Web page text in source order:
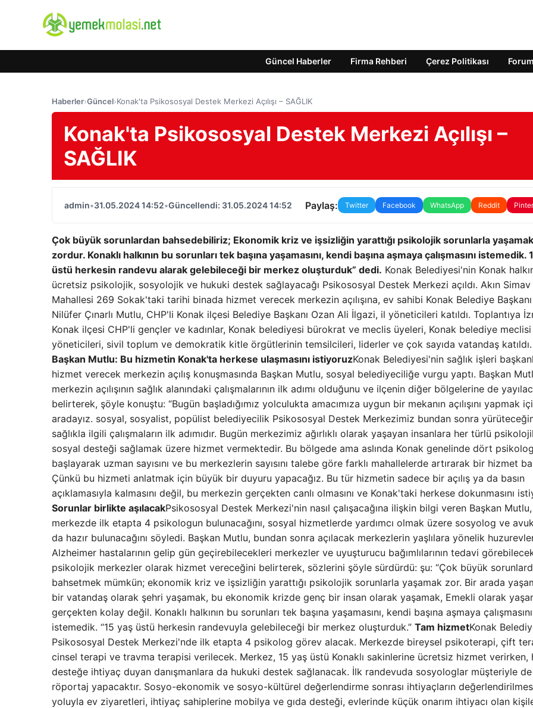
Güncel Haberler Firma Rehberi Çerez Politikası Forum
Haberler›Güncel›Konak'ta Psikososyal Destek Merkezi Açılışı – SAĞLIK
Konak'ta Psikososyal Destek Merkezi Açılışı –
SAĞLIK
admin•31.05.2024 14:52•Güncellendi: 31.05.2024 14:52 Paylaş: Twitter Facebook WhatsApp Reddit
Çok büyük sorunlardan bahsedebiliriz; Ekonomik kriz ve işsizliğin yarattığı psikolojik sorunlarla yaşamak
zordur. Konaklı halkının bu sorunları tek başına yaşamasını, kendi başına aşmaya çalışmasını istemedik.
üstü herkesin randevu alarak gelebileceği bir merkez oluşturduk” dedi. Konak Belediyesi'nin Konak
ücretsiz psikolojik, sosyolojik ve hukuki destek sağlayacağı Psikososyal Destek Merkezi açıldı. Akın Simav
Mahallesi 269 Sokak'taki tarihi binada hizmet verecek merkezin açılışına, ev sahibi Konak Belediye Başkanı
Nilüfer Çınarlı Mutlu, CHP'li Konak ilçesi Belediye Başkanı Ozan Ali İlgazi, il yöneticileri katıldı. Toplantıya
Konak ilçesi CHP'li gençler ve kadınlar, Konak belediyesi bürokrat ve meclis üyeleri, Konak belediye meclisi
yöneticileri, sivil toplum ve demokratik kitle örgütlerinin temsilcileri, liderler ve çok sayıda vatandaş katıldı.
Başkan Mutlu: Bu hizmetin Konak'ta herkese ulaşmasını istiyoruzKonak Belediyesi'nin sağlık işleri
hizmet verecek merkezin açılış konuşmasında Başkan Mutlu, sosyal belediyeciliğe vurgu yaptı. Başkan
merkezin açılışının sağlık alanındaki çalışmalarının ilk adımı olduğunu ve ilçenin diğer bölgelerine de
belirterek, şöyle konuştu: “Bugün başladığımız yolculukta amacımıza uygun bir mekanın açılışını yapmak
aradayız. sosyal, sosyalist, popülist belediyecilik Psikososyal Destek Merkezimiz bundan sonra
sağlıkla ilgili çalışmaların ilk adımıdır. Bugün merkezimiz ağırlıklı olarak yaşayan insanlara her türlü
sosyal desteği sağlamak üzere hizmet vermektedir. Bu bölgede ama aslında Konak genelinde dört
başlayarak uzman sayısını ve bu merkezlerin sayısını talebe göre farklı mahallelerde artırarak bir hizmet
Çünkü bu hizmeti anlatmak için büyük bir duyuru yapacağız. Bu tür hizmetin sadece bir açılış ya da basın
açıklamasıyla kalmasını değil, bu merkezin gerçekten canlı olmasını ve Konak'taki herkese dokunmasını
Sorunlar birlikte aşılacakPsikososyal Destek Merkezi'nin nasıl çalışacağına ilişkin bilgi veren Başkan Mutlu,
merkezde ilk etapta 4 psikologun bulunacağını, sosyal hizmetlerde yardımcı olmak üzere sosyolog ve
da hazır bulunacağını söyledi. Başkan Mutlu, bundan sonra açılacak merkezlerin yaşlılara yönelik
Alzheimer hastalarının gelip gün geçirebilecekleri merkezler ve uyuşturucu bağımlılarının tedavi
psikolojik merkezler olarak hizmet vereceğini belirterek, sözlerini şöyle sürdürdü: şu: “Çok büyük
bahsetmek mümkün; ekonomik kriz ve işsizliğin yarattığı psikolojik sorunlarla yaşamak zor. Bir arada
bir vatandaş olarak şehri yaşamak, bu ekonomik krizde genç bir insan olarak yaşamak, Emekli olarak
gerçekten kolay değil. Konaklı halkının bu sorunları tek başına yaşamasını, kendi başına aşmaya çalışmasını
istemedik. “15 yaş üstü herkesin randevuyla gelebileceği bir merkez oluşturduk.” Tam hizmetKonak
Psikososyal Destek Merkezi'nde ilk etapta 4 psikolog görev alacak. Merkezde bireysel psikoterapi, çift
cinsel terapi ve travma terapisi verilecek. Merkez, 15 yaş üstü Konaklı sakinlerine ücretsiz hizmet verirken,
desteğe ihtiyaç duyan danışmanlara da hukuki destek sağlanacak. İlk randevuda sosyologlar müşteriyle de
röportaj yapacaktır. Sosyo-ekonomik ve sosyo-kültürel değerlendirme sonrası ihtiyaçların
yoluyla ev ziyaretleri, ihtiyaç sahiplerine mobilya ve gıda desteği, evlerinde küçük onarım ihtiyacı olan